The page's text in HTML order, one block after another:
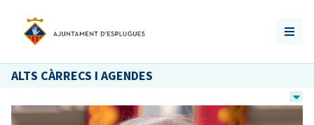
ALTS CÀRRECS I AGENDES